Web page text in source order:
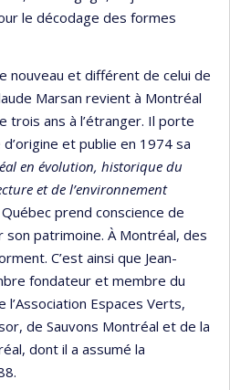
le décodage des formes
nouveau et différent de celui de
Marsan revient à Montréal
trois ans à l’étranger. Il porte
et publie en 1974 sa
en évolution, historique du
et de l’environnement
prend conscience de
son patrimoine. À Montréal, des
C’est ainsi que Jean-
fondateur et membre du
l’Association Espaces Verts,
de Sauvons Montréal et de la
dont il a assumé la